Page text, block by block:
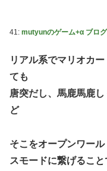
41: mutyunのゲーム+α ブログ
リアル系でマリオカ
ても
唐突だし、馬鹿馬鹿
ど
そこをオープンワー
スモードに繋げるこ